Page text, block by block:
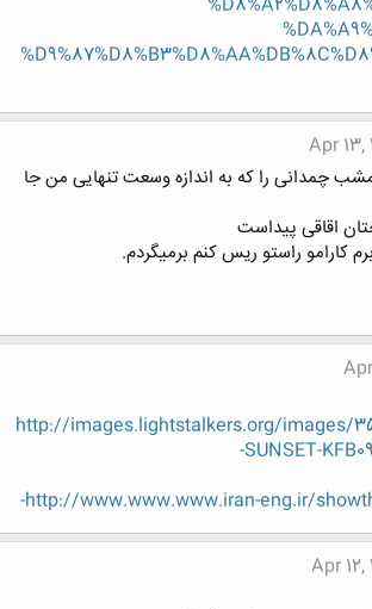
Apr 13,
چمدانی را که به اندازه وسعت تنهایی من جا
اقاقی پیداست
کارامو راستو ریس کنم برمیگردم.
http://images.lightstalkers.org/images/
-SUNSET-
http://www.www.www.iran-eng.ir/
Apr 12,